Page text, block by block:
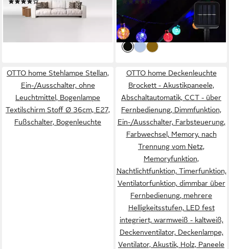
30CM/40CM/50CM, LED
fest integriert, 3000K
(92)
ab 19,90 € UVP40,00 €
Leuchtmodi(613)
ab 8,99 € 31,99 €
-72%
lieferbar - in 3-4 Werktagen bei dir
OTTO home Stehlampe Stellan,
Ein-/Ausschalter, ohne
Leuchtmittel, Bogenlampe
Textilschirm Stoff Ø 36cm, E27,
Fußschalter, Bogenleuchte
OTTO home Deckenleuchte
Brockett - Akustikpaneele,
Abschaltautomatik, CCT - über
Fernbedienung, Dimmfunktion,
Ein-/Ausschalter, Farbsteuerung,
Farbwechsel, Memory, nach
Trennung vom Netz,
Memoryfunktion,
Nachtlichtfunktion, Timerfunktion,
Ventilatorfunktion, dimmbar über
Fernbedienung, mehrere
Helligkeitsstufen, LED fest
integriert, warmweiß - kaltweiß,
Deckenventilator, Deckenlampe,
Ventilator, Akustik, Holz, Paneele